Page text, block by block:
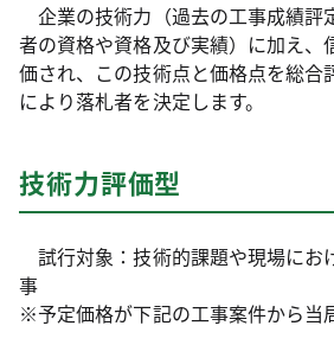
企業の技術力（過去の工事成績評
者の資格や資格及び実績）に加え、
価され、この技術点と価格点を総合
により落札者を決定します。
技術力評価型
試行対象：技術的課題や現場にお
事
※予定価格が下記の工事案件から当